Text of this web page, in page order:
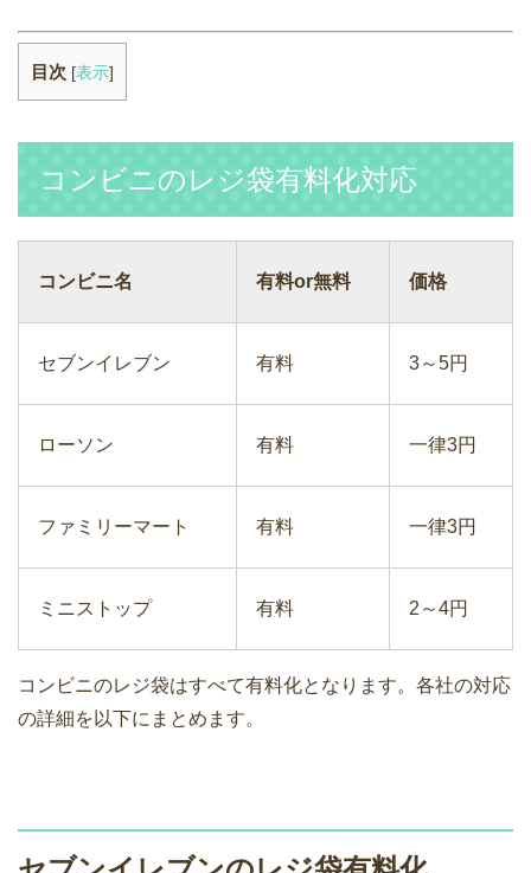
目次 [表示]
コンビニのレジ袋有料化対応
コンビニ名 有料or無料 価格
セブンイレブン 有料 3～5円
ローソン 有料 一律3円
ファミリーマート 有料 一律3円
ミニストップ 有料 2～4円
コンビニのレジ袋はすべて有料化となります。各社の対応
の詳細を以下にまとめます。